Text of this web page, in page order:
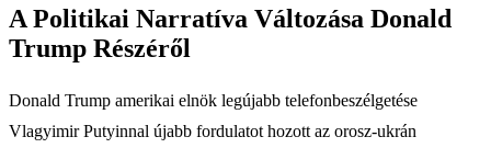
A Politikai Narratíva Változása Donald
Trump Részéről
Donald Trump amerikai elnök legújabb telefonbeszélgetése
Vlagyimir Putyinnal újabb fordulatot hozott az orosz-ukrán